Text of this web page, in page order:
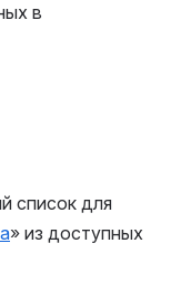
в
список для
» из доступных